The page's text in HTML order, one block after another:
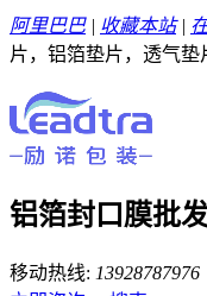
阿里巴巴| 收藏本站|
片，铝箔垫片，透气垫
铝箔封口膜批
移动热线: 13928787976